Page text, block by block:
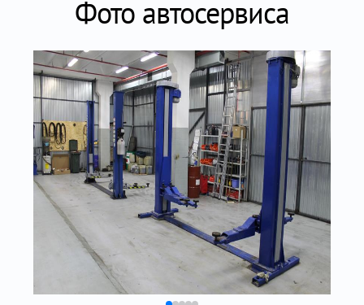
Фото автосервиса